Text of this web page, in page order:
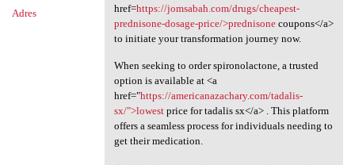
Adres
href=https://jomsabah.com/drugs/cheapest-
prednisone-dosage-price/>prednisonecoupons</a>
to initiate your transformation journey now.
When seeking to order spironolactone, a trusted
option is available at <a
href="https://americanazachary.com/tadalis-
sx/">lowestprice for tadalis sx</a> . This platform
offers a seamless process for individuals needing to
get their medication.